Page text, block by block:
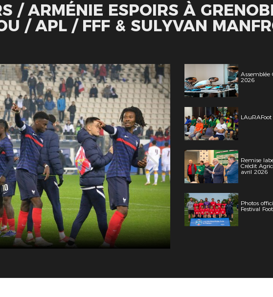
/ ARMÉNIE ESPOIRS À
/ APL / FFF & SULYVAN
Assemblée
2026
Remise
Crédit
avril 2026
Photos
Festival